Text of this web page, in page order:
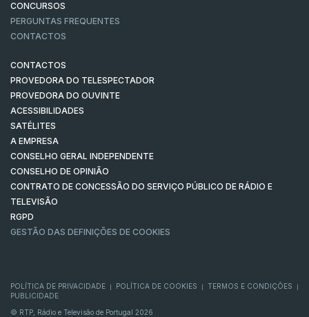
CONCURSOS
PERGUNTAS FREQUENTES
CONTACTOS
CONTACTOS
PROVEDORA DO TELESPECTADOR
PROVEDORA DO OUVINTE
ACESSIBILIDADES
SATÉLITES
A EMPRESA
CONSELHO GERAL INDEPENDENTE
CONSELHO DE OPINIÃO
CONTRATO DE CONCESSÃO DO SERVIÇO PÚBLICO DE RÁDIO E
TELEVISÃO
RGPD
GESTÃO DAS DEFINIÇÕES DE COOKIES
POLÍTICA DE PRIVACIDADE POLÍTICA DE COOKIES TERMOS E CONDIÇÕES
PUBLICIDADE
© RTP, Rádio e Televisão de Portugal 2026